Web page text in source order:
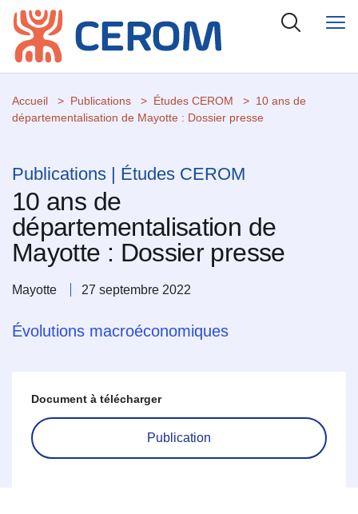
Accueil Publications Études CEROM
10 ans de
départementalisation de Mayotte : Dossier presse
Publications | Études CEROM
10 ans de
départementalisation de
Mayotte : Dossier presse
Mayotte 27 septembre 2022
Évolutions macroéconomiques
Document à télécharger
Publication